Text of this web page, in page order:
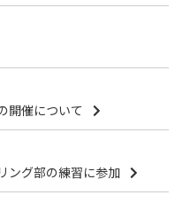
開催について
ング部の練習に参加